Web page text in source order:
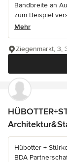
Bandbreite an
zum Beispiel
Mehr
Ziegenmarkt, 3,
Hübotter +
BDA